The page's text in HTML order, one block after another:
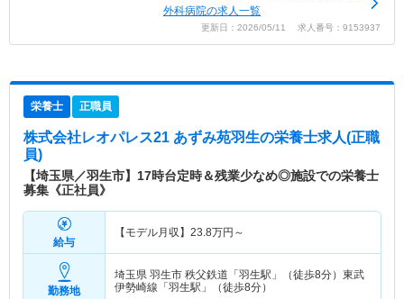
外科病院の求人一覧
更新日：2026/05/11 求人番号：9153937
栄養士 正職員
株式会社レオパレス21 あずみ苑羽生の栄養士求人(正職
員)
【埼玉県／羽生市】17時台定時＆残業少なめ◎施設での栄養士
募集《正社員》
給与
【モデル月収】 23.8万円～
勤務地
埼玉県 羽生市 秩父鉄道「羽生駅」（徒歩8分）東武
伊勢崎線「羽生駅」（徒歩8分）